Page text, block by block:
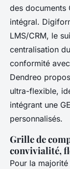
des documents
intégral.
LMS/CRM, le
centralisation
conformité
Dendreo
ultra-flexible,
intégrant une
personnalisés.
Grille de
convivialité,
Pour la